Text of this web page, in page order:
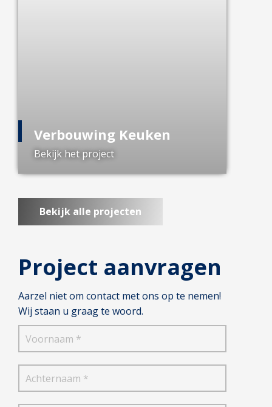
Project aanvragen
Aarzel niet om contact met ons op te nemen!
Wij staan u graag te woord.
Verbouwing Keuken
Bekijk het project
Bekijk alle projecten